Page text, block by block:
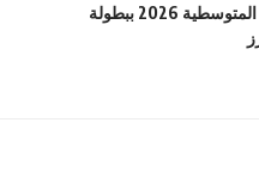
يستعد للألعاب المتوسطية 2026 ببطولة